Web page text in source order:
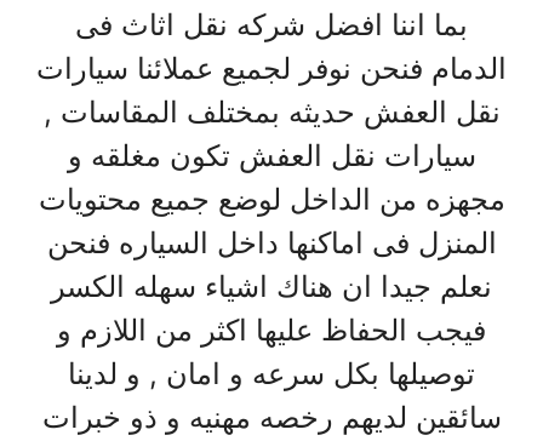
بما اننا افضل شركه نقل اثاث فى
الدمام فنحن نوفر لجميع عملائنا سيارات
نقل العفش حديثه بمختلف المقاسات ,
سيارات نقل العفش تكون مغلقه و
مجهزه من الداخل لوضع جميع محتويات
المنزل فى اماكنها داخل السياره فنحن
نعلم جيدا ان هناك اشياء سهله الكسر
فيجب الحفاظ عليها اكثر من اللازم و
توصيلها بكل سرعه و امان , و لدينا
سائقين لديهم رخصه مهنيه و ذو خبرات